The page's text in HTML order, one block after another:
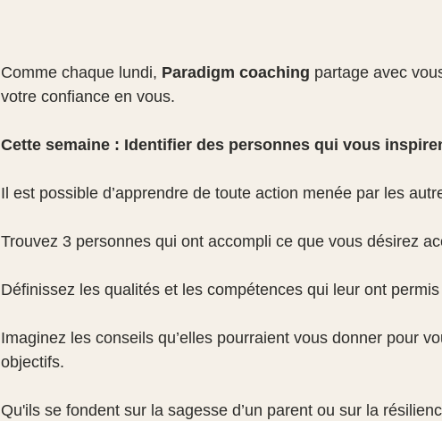
Comme chaque lundi, Paradigm coaching partage avec
votre confiance en vous.
Cette semaine : Identifier des personnes qui vous
Il est possible d’apprendre de toute action menée par les
Trouvez 3 personnes qui ont accompli ce que vous désirez
Définissez les qualités et les compétences qui leur ont
Imaginez les conseils qu’elles pourraient vous donner pour
objectifs.
Qu'ils se fondent sur la sagesse d’un parent ou sur la